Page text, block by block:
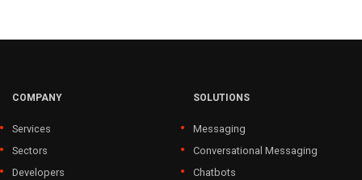
COMPANY
Services
Sectors
Developers
SOLUTIONS
Messaging
Conversational Messaging
Chatbots